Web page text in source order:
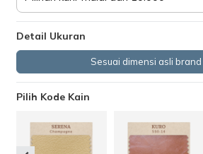
Detail Ukuran
Sesuai dimensi asli brand
Pilih Kode Kain